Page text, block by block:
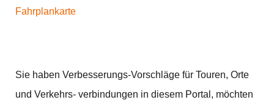
Fahrplankarte
Sie haben Verbesserungs-Vorschläge für Touren, Orte
und Verkehrs- verbindungen in diesem Portal, möchten